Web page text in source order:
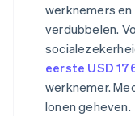
werknemers
verdubbelen.
eerste USD
werknemer.
lonen geheven.